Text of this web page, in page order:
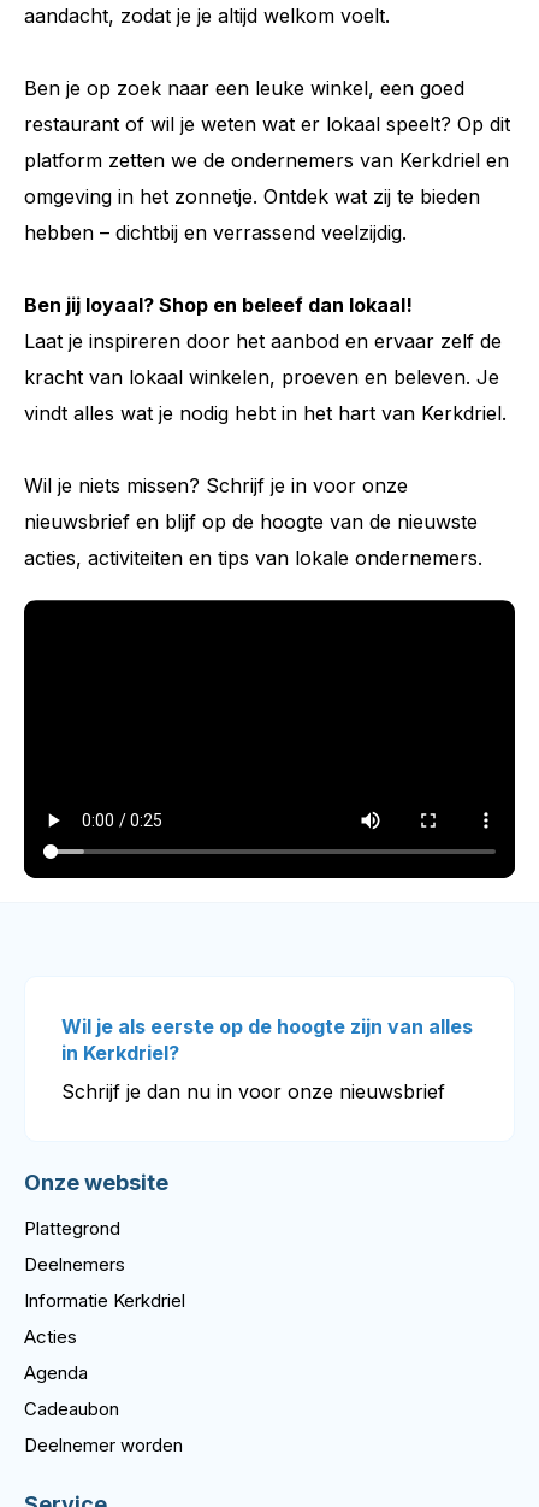
aandacht, zodat je je altijd welkom voelt.
Ben je op zoek naar een leuke winkel, een goed
restaurant of wil je weten wat er lokaal speelt? Op dit
platform zetten we de ondernemers van Kerkdriel en
omgeving in het zonnetje. Ontdek wat zij te bieden
hebben – dichtbij en verrassend veelzijdig.
Ben jij loyaal? Shop en beleef dan lokaal!
Laat je inspireren door het aanbod en ervaar zelf de
kracht van lokaal winkelen, proeven en beleven. Je
vindt alles wat je nodig hebt in het hart van Kerkdriel.
Wil je niets missen? Schrijf je in voor onze
nieuwsbrief en blijf op de hoogte van de nieuwste
acties, activiteiten en tips van lokale ondernemers.
Wil je als eerste op de hoogte zijn van alles
in Kerkdriel?
Schrijf je dan nu in voor onze nieuwsbrief
Onze website
Plattegrond
Deelnemers
Informatie Kerkdriel
Acties
Agenda
Cadeaubon
Deelnemer worden